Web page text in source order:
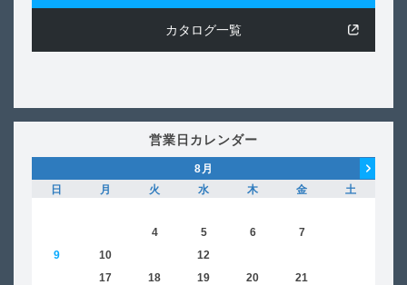
カタログ一覧
営業日カレンダー
8月
日
月 火 水 木 金
土
4 5 6 7
9
10 12
17 18 19 20 21